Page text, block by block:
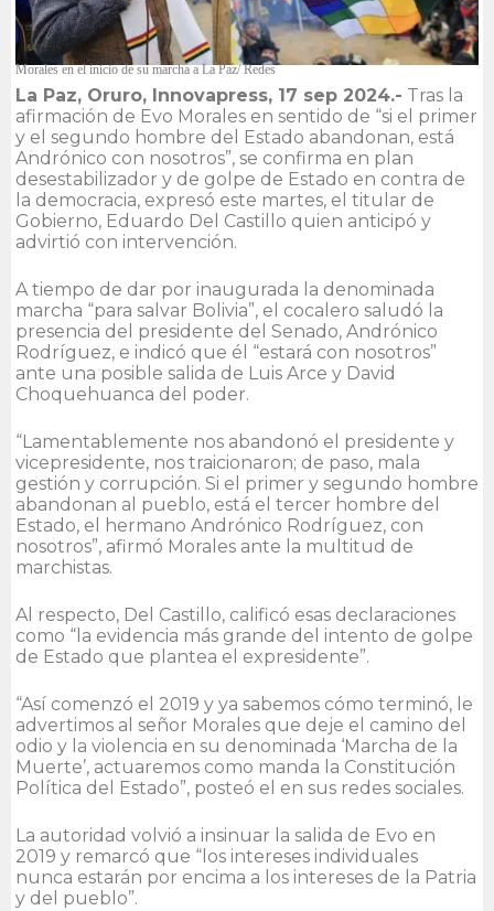
Morales en el inicio de su marcha a La Paz/ Redes
La Paz, Oruro, Innovapress, 17 sep 2024.- Tras la
afirmación de Evo Morales en sentido de “si el primer
y el segundo hombre del Estado abandonan, está
Andrónico con nosotros”, se confirma en plan
desestabilizador y de golpe de Estado en contra de
la democracia, expresó este martes, el titular de
Gobierno, Eduardo Del Castillo quien anticipó y
advirtió con intervención.
A tiempo de dar por inaugurada la denominada
marcha “para salvar Bolivia”, el cocalero saludó la
presencia del presidente del Senado, Andrónico
Rodríguez, e indicó que él “estará con nosotros”
ante una posible salida de Luis Arce y David
Choquehuanca del poder.
“Lamentablemente nos abandonó el presidente y
vicepresidente, nos traicionaron; de paso, mala
gestión y corrupción. Si el primer y segundo hombre
abandonan al pueblo, está el tercer hombre del
Estado, el hermano Andrónico Rodríguez, con
nosotros”, afirmó Morales ante la multitud de
marchistas.
Al respecto, Del Castillo, calificó esas declaraciones
como “la evidencia más grande del intento de golpe
de Estado que plantea el expresidente”.
“Así comenzó el 2019 y ya sabemos cómo terminó, le
advertimos al señor Morales que deje el camino del
odio y la violencia en su denominada ‘Marcha de la
Muerte’, actuaremos como manda la Constitución
Política del Estado”, posteó el en sus redes sociales.
La autoridad volvió a insinuar la salida de Evo en
2019 y remarcó que “los intereses individuales
nunca estarán por encima a los intereses de la Patria
y del pueblo”.